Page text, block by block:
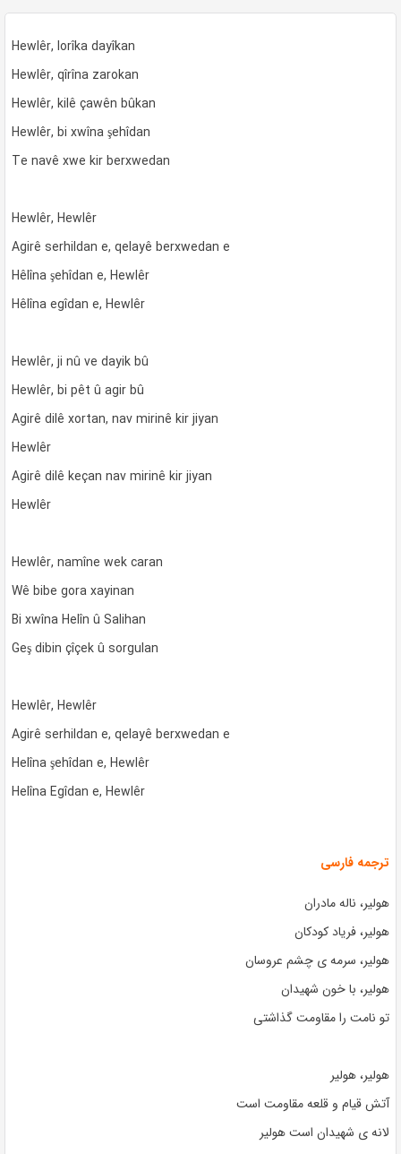
Hewlêr, lorîka dayîkan
Hewlêr, qîrîna zarokan
Hewlêr, kilê çawên bûkan
Hewlêr, bi xwîna şehîdan
Te navê xwe kir berxwedan
Hewlêr, Hewlêr
Agirê serhildan e, qelayê berxwedan e
Hêlîna şehîdan e, Hewlêr
Hêlîna egîdan e, Hewlêr
Hewlêr, ji nû ve dayik bû
Hewlêr, bi pêt û agir bû
Agirê dilê xortan, nav mirinê kir jiyan
Hewlêr
Agirê dilê keçan nav mirinê kir jiyan
Hewlêr
Hewlêr, namîne wek caran
Wê bibe gora xayinan
Bi xwîna Helîn û Salihan
Geş dibin çîçek û sorgulan
Hewlêr, Hewlêr
Agirê serhildan e, qelayê berxwedan e
Helîna şehîdan e, Hewlêr
Helîna Egîdan e, Hewlêr
ترجمه فارسی
هولیر، ناله مادران
هولیر، فریاد کودکان
هولیر، سرمه ی چشم عروسان
هولیر، با خون شهیدان
تو نامت را مقاومت گذاشتی
هولیر، هولیر
آتش قیام و قلعه مقاومت است
لانه ی شهیدان است هولیر